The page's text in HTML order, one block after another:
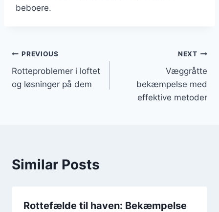
beboere.
Indlægsnavigation
PREVIOUS
Rotteproblemer i loftet
og løsninger på dem
NEXT
Væggråtte
bekæmpelse med
effektive metoder
Similar Posts
Rottefælde til haven: Bekæmpelse